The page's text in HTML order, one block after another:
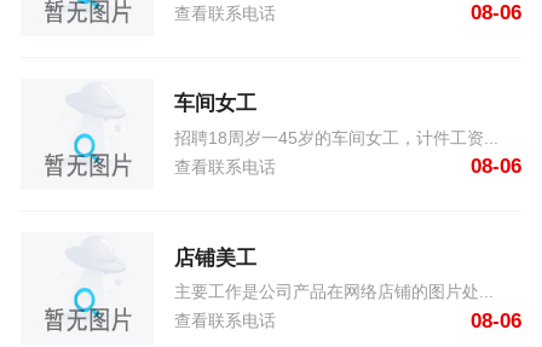
查看联系电话
08-06
车间女工
招聘18周岁一45岁的车间女工，计件工资...
查看联系电话
08-06
店铺美工
主要工作是公司产品在网络店铺的图片处...
查看联系电话
08-06